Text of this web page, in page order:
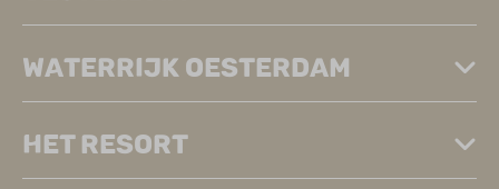
WATERRIJK OESTERDAM
HET RESORT